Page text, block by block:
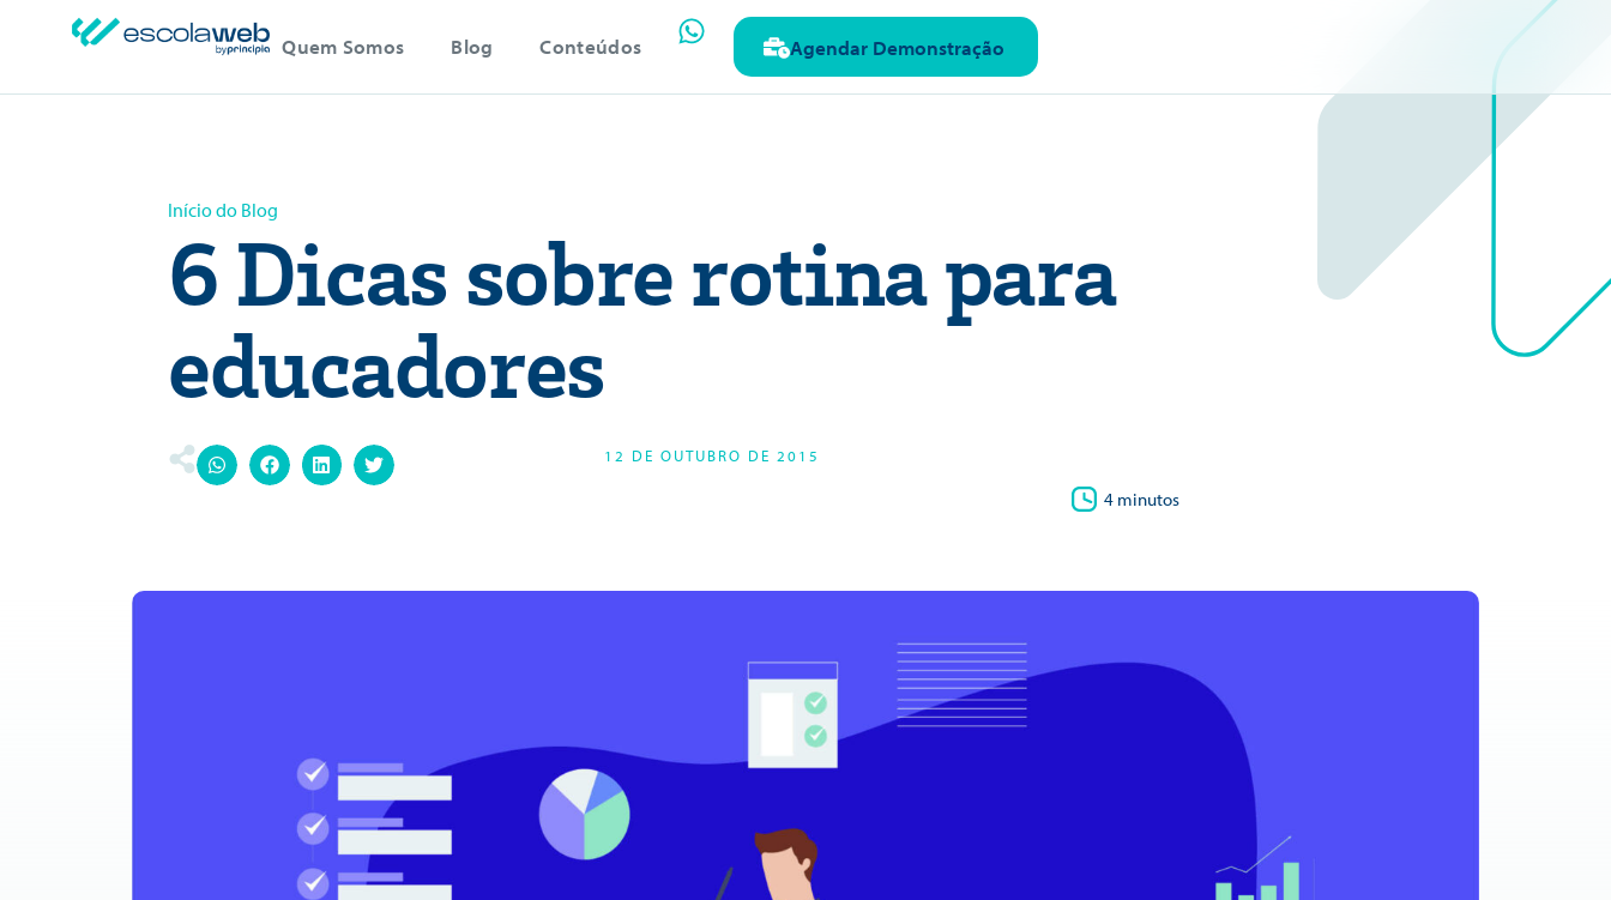
Quem Somos Blog Conteúdos Agendar Demonstração
Início do Blog
6 Dicas sobre rotina para
educadores
12 DE OUTUBRO DE 2015
4 minutos